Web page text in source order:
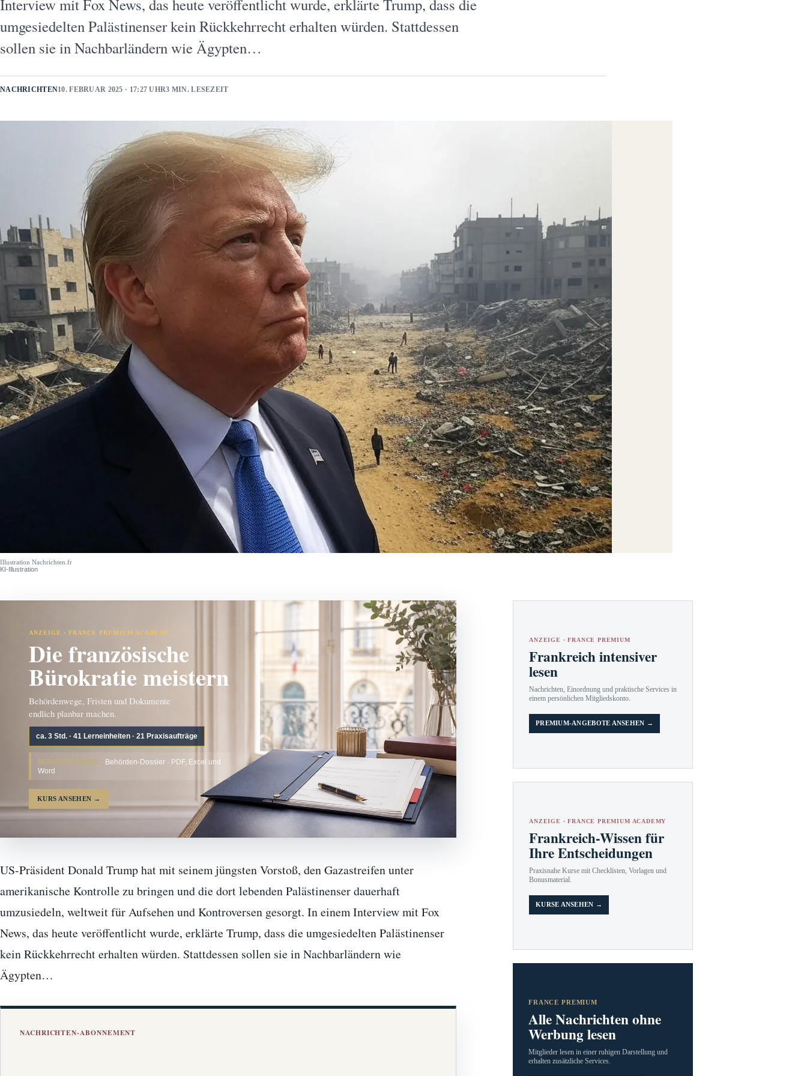
Interview mit Fox News, das heute veröffentlicht wurde, erklärte Trump, dass die
umgesiedelten Palästinenser kein Rückkehrrecht erhalten würden. Stattdessen
sollen sie in Nachbarländern wie Ägypten…
NACHRICHTEN10. FEBRUAR 2025 · 17:27 UHR3 MIN. LESEZEIT
Illustration Nachrichten.fr
KI-Illustration
ANZEIGE · FRANCE PREMIUM ACADEMY
Die französische
Bürokratie meistern
Behördenwege, Fristen und Dokumente
endlich planbar machen.
ca. 3 Std. · 41 Lerneinheiten · 21 Praxisaufträge
BONUSMATERIAL: Behörden-Dossier · PDF, Excel und
Word
KURS ANSEHEN →
US-Präsident Donald Trump hat mit seinem jüngsten Vorstoß, den Gazastreifen unter
amerikanische Kontrolle zu bringen und die dort lebenden Palästinenser dauerhaft
umzusiedeln, weltweit für Aufsehen und Kontroversen gesorgt. In einem Interview mit Fox
News, das heute veröffentlicht wurde, erklärte Trump, dass die umgesiedelten Palästinenser
kein Rückkehrrecht erhalten würden. Stattdessen sollen sie in Nachbarländern wie
Ägypten…
NACHRICHTEN-ABONNEMENT
ANZEIGE · FRANCE PREMIUM
Frankreich intensiver
lesen
Nachrichten, Einordnung und praktische Services in
einem persönlichen Mitgliedskonto.
PREMIUM-ANGEBOTE ANSEHEN →
ANZEIGE · FRANCE PREMIUM ACADEMY
Frankreich-Wissen für
Ihre Entscheidungen
Praxisnahe Kurse mit Checklisten, Vorlagen und
Bonusmaterial.
KURSE ANSEHEN →
FRANCE PREMIUM
Alle Nachrichten ohne
Werbung lesen
Mitglieder lesen in einer ruhigen Darstellung und
erhalten zusätzliche Services.